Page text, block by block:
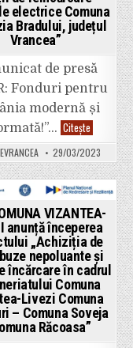
încărcare
în
cadrul
Comuna
Vizantea-
Livezi
Comuna
Câmpuri
–
Comuna
Soveja
–
Comuna
Răcoasa”
electrice Comuna
Bradului, județul
Vrancea”
de presă
Fonduri pentru
modernă și
Citește Primăria
Slobozia
Bradului
anunță
începerea
proiectului
„Realizare
stații
de
vehicule
electrice
Comuna
Slobozia
Bradului,
județul
Vrancea”
29/03/2023
VIZANTEA-
anunță începerea
„Achiziția de
nepoluante și
încărcare în cadrul
Comuna
Livezi Comuna
– Comuna Soveja
Răcoasa”